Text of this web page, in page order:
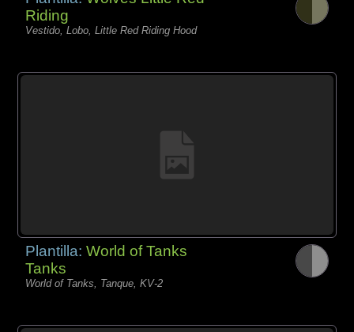
Riding
Vestido, Lobo, Little Red Riding Hood
Plantilla:World of Tanks
Tanks
World of Tanks, Tanque, KV-2